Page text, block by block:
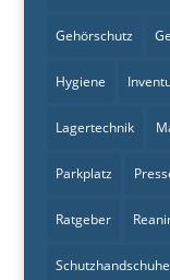
Gehörschutz
Hygiene
Lagertechnik
Parkplatz
Ratgeber
Schutzhandschuhe